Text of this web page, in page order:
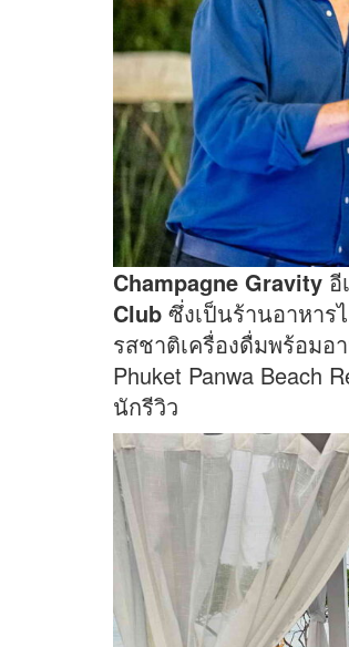
Champagne Gravity
Club ซึ่งเป็นร้านอาหาร
รสชาติเครื่องดื่มพร้อมอ
Phuket Panwa Beach
นักรีวิว